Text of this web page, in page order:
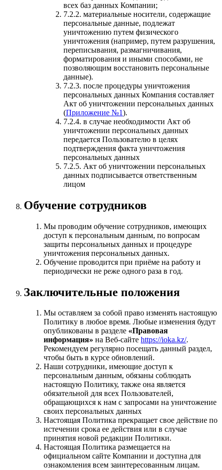
всех баз данных Компании;
7.2.2. материальные носители, содержащие
персональные данные, подлежат
уничтожению путем физического
уничтожения (например, путем разрушения,
переписывания, размагничивания,
форматирования и иными способами, не
позволяющим восстановить персональные
данные).
7.2.3. после процедуры уничтожения
персональных данных Компания составляет
Акт об уничтожении персональных данных
(Приложение №1).
7.2.4. в случае необходимости Акт об
уничтожении персональных данных
передается Пользователю в целях
подтверждения факта уничтожения
персональных данных
7.2.5. Акт об уничтожении персональных
данных подписывается ответственным
лицом
Обучение сотрудников
Мы проводим обучение сотрудников, имеющих
доступ к персональным данным, по вопросам
защиты персональных данных и процедуре
уничтожения персональных данных.
Обучение проводится при приёме на работу и
периодически не реже одного раза в год.
Заключительные положения
Мы оставляем за собой право изменять настоящую
Политику в любое время. Любые изменения будут
опубликованы в разделе «Правовая
информация» на Веб-сайте https://ioka.kz/.
Рекомендуем регулярно посещать данный раздел,
чтобы быть в курсе обновлений.
Наши сотрудники, имеющие доступ к
персональным данным, обязаны соблюдать
настоящую Политику, также она является
обязательной для всех Пользователей,
обращающихся к нам с запросами на уничтожение
своих персональных данных
Настоящая Политика прекращает свое действие по
истечении срока ее действия или в случае
принятия новой редакции Политики.
Настоящая Политика размещается на
официальном сайте Компании и доступна для
ознакомления всем заинтересованным лицам.